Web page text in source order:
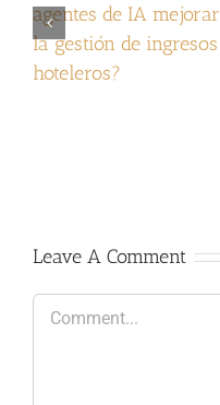
agentes de IA mejorar
la gestión de ingresos
hoteleros?
Leave A Comment
Comment